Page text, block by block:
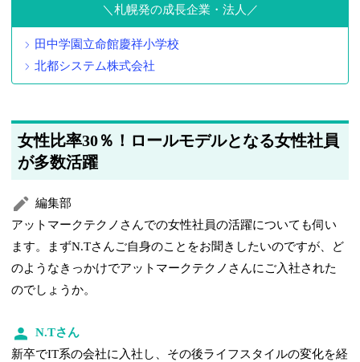
札幌発の成長企業・法人
田中学園立命館慶祥小学校
北都システム株式会社
女性比率30％！ロールモデルとなる女性社員
が多数活躍
編集部
アットマークテクノさんでの女性社員の活躍についても伺い
ます。まずN.Tさんご自身のことをお聞きしたいのですが、ど
のようなきっかけでアットマークテクノさんにご入社された
のでしょうか。
N.Tさん
新卒でIT系の会社に入社し、その後ライフスタイルの変化を経